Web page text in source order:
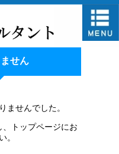
せん
ませんでした。
トップページにお
。